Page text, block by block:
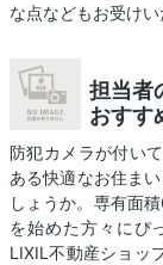
な点などもお受けい
担当者
おすす
防犯カメラが付い
ある快適なお住ま
しょうか。専有面
を始めた方々にぴ
LIXIL不動産ショッ